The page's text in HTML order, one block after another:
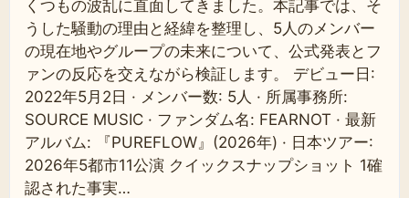
くつもの波乱に直面してきました。本記事では、そ
うした騒動の理由と経緯を整理し、5人のメンバー
の現在地やグループの未来について、公式発表とフ
ァンの反応を交えながら検証します。 デビュー日:
2022年5月2日 · メンバー数: 5人 · 所属事務所:
SOURCE MUSIC · ファンダム名: FEARNOT · 最新
アルバム: 『PUREFLOW』(2026年) · 日本ツアー:
2026年5都市11公演 クイックスナップショット 1確
認された事実…